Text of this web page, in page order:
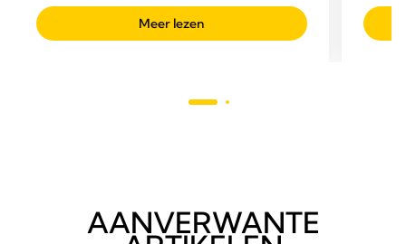
van
de
Meer lezen
de
5
AANVERWANTE